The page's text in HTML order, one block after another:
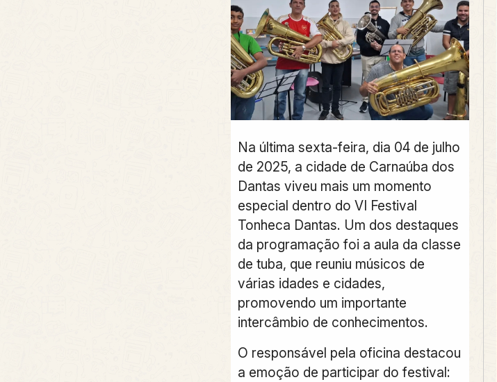
Na última sexta-feira, dia 04 de julho
de 2025, a cidade de Carnaúba dos
Dantas viveu mais um momento
especial dentro do VI Festival
Tonheca Dantas. Um dos destaques
da programação foi a aula da classe
de tuba, que reuniu músicos de
várias idades e cidades,
promovendo um importante
intercâmbio de conhecimentos.
O responsável pela oficina destacou
a emoção de participar do festival: